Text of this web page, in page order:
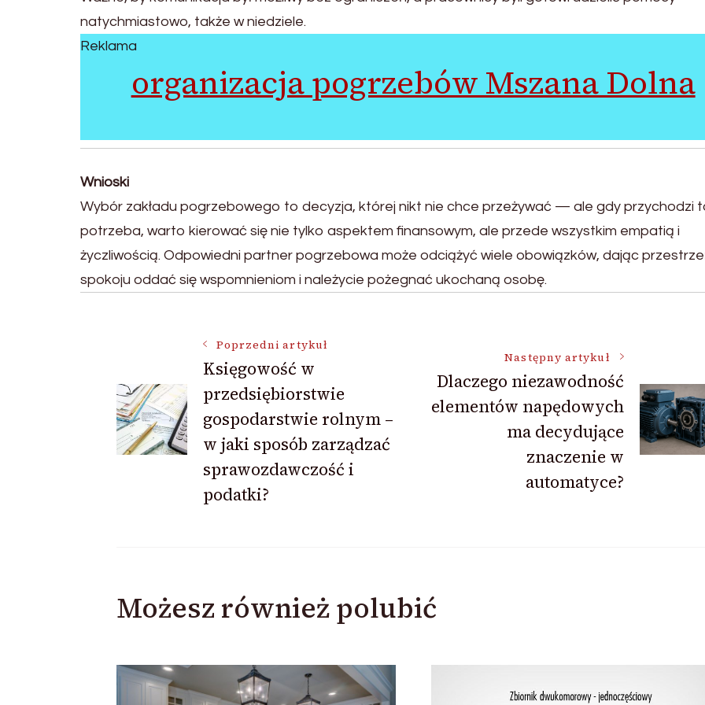
natychmiastowo, także w niedziele.
Reklama
organizacja pogrzebów Mszana Dolna
Wnioski
Wybór zakładu pogrzebowego to decyzja, której nikt nie chce przeżywać — ale gdy przychodzi
potrzeba, warto kierować się nie tylko aspektem finansowym, ale przede wszystkim empatią i
życzliwością. Odpowiedni partner pogrzebowa może odciążyć wiele obowiązków, dając
spokoju oddać się wspomnieniom i należycie pożegnać ukochaną osobę.
Nawigacja
wpisu
Poprzedni artykuł
Księgowość w
przedsiębiorstwie
gospodarstwie rolnym –
w jaki sposób zarządzać
sprawozdawczość i
podatki?
Następny artykuł
Dlaczego niezawodność
elementów napędowych
ma decydujące
znaczenie w
automatyce?
Możesz również polubić